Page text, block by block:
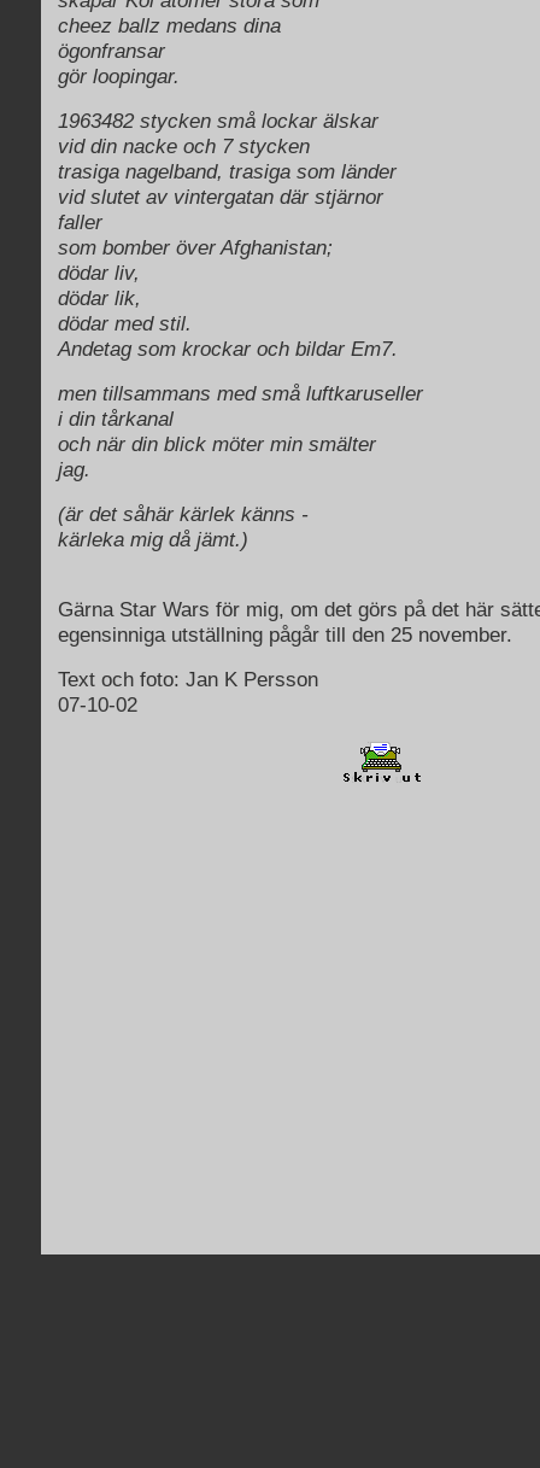
cheez ballz medans dina
ögonfransar
gör loopingar.
1963482 stycken små lockar älskar
vid din nacke och 7 stycken
trasiga nagelband, trasiga som länder
vid slutet av vintergatan där stjärnor
faller
som bomber över Afghanistan;
dödar liv,
dödar lik,
dödar med stil.
Andetag som krockar och bildar Em7.
men tillsammans med små luftkaruseller
i din tårkanal
och när din blick möter min smälter
jag.
(är det såhär kärlek känns -
kärleka mig då jämt.)
Gärna Star Wars för mig, om det görs på det här
egensinniga utställning pågår till den 25 november.
Text och foto: Jan K Persson
07-10-02